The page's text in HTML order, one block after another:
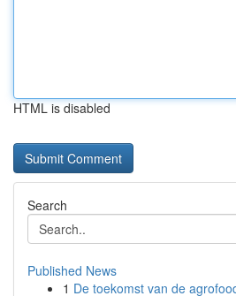
HTML is disabled
Search
Published News
1 De toekomst van de